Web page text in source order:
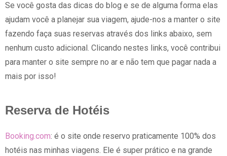
Se você gosta das dicas do blog e se de alguma forma elas
ajudam você a planejar sua viagem, ajude-nos a manter o site
fazendo faça suas reservas através dos links abaixo, sem
nenhum custo adicional. Clicando nestes links, você contribui
para manter o site sempre no ar e não tem que pagar nada a
mais por isso!
Reserva de Hotéis
Booking.com: é o site onde reservo praticamente 100% dos
hotéis nas minhas viagens. Ele é super prático e na grande